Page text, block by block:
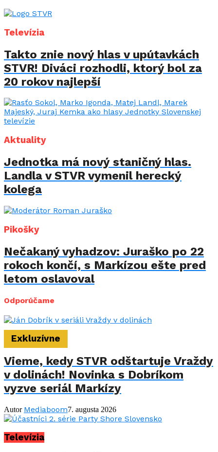
Televízia
Takto znie nový hlas v upútavkách
STVR! Diváci rozhodli, ktorý bol za
20 rokov najlepší
Aktuality
Jednotka má nový staničný hlas.
Landla v STVR vymenil herecký
kolega
Pikošky
Nečakaný vyhadzov: Juraško po 22
rokoch končí, s Markízou ešte pred
letom oslavoval
Odporúčame
Exkluzívne
Vieme, kedy STVR odštartuje Vraždy
v dolinách! Novinka s Dobríkom
vyzve seriál Markízy
Autor Mediaboom7. augusta 2026
Televízia